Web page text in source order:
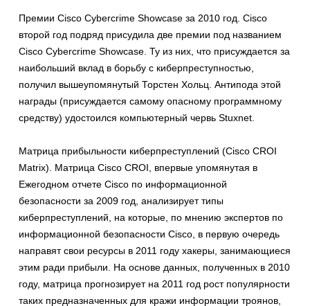
Премии Cisco Cybercrime Showcase за 2010 год. Cisco
второй год подряд присудила две премии под названием
Cisco Cybercrime Showcase. Ту из них, что присуждается за
наибольший вклад в борьбу с киберпреступностью,
получил вышеупомянутый Торстен Хольц. Антипода этой
награды (присуждается самому опасному программному
средству) удостоился компьютерный червь Stuxnet.
Матрица прибыльности киберпреступлений (Cisco CROI
Matrix). Матрица Cisco CROI, впервые упомянутая в
Ежегодном отчете Cisco по информационной
безопасности за 2009 год, анализирует типы
киберпреступлений, на которые, по мнению экспертов по
информационной безопасности Cisco, в первую очередь
направят свои ресурсы в 2011 году хакеры, занимающиеся
этим ради прибыли. На основе данных, полученных в 2010
году, матрица прогнозирует на 2011 год рост популярности
таких предназначенных для кражи информации троянов,